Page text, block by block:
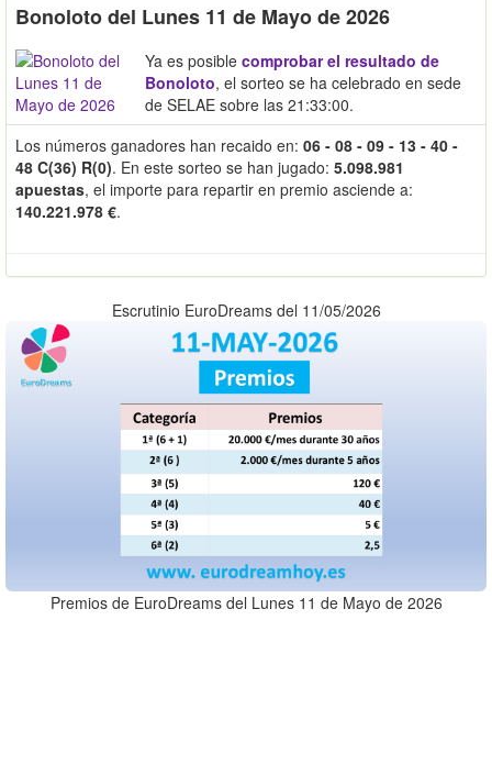
Bonoloto del Lunes 11 de Mayo de 2026
Ya es posible comprobar el resultado de
Bonoloto, el sorteo se ha celebrado en sede
de SELAE sobre las 21:33:00.
Los números ganadores han recaido en: 06 - 08 - 09 - 13 - 40 -
48 C(36) R(0). En este sorteo se han jugado: 5.098.981
apuestas, el importe para repartir en premio asciende a:
140.221.978 €.
Escrutinio EuroDreams del 11/05/2026
Premios de EuroDreams del Lunes 11 de Mayo de 2026